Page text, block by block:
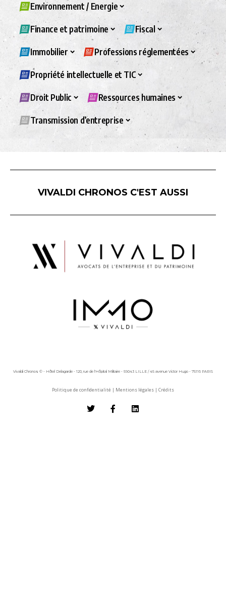
Environnement / Energie
Finance et patrimoine Fiscal
Immobilier Professions réglementées
Propriété intellectuelle et TIC
Droit Public Ressources humaines
Transmission d’entreprise
VIVALDI CHRONOS C'EST AUSSI
Vivaldi Chronos © - Hôtel Delagarde - 120, rue de l'Hôpital Militaire - 59043 LILLE / 45 avenue Victor Hugo - 75116 PARIS
Politique de confidentialité | Mentions légales | Crédits